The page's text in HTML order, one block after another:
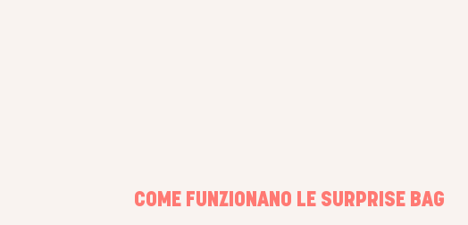
COME FUNZIONANO LE SURPRISE BAG